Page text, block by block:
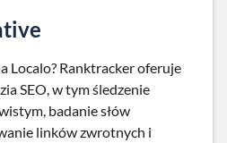
Localo? Ranktracker oferuje
SEO, w tym śledzenie
badanie słów
linków zwrotnych i